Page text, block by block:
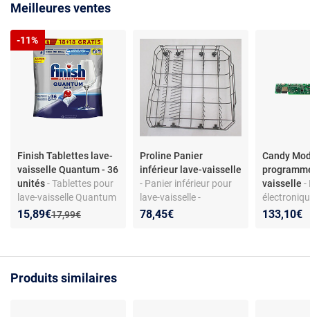
Meilleures ventes
Finish Tablettes lave-
vaisselle Quantum - 36
unités- Tablettes pour
lave-vaisselle Quantum
- Action tout-en-un -
Ancien prix :
17,99€
Nouveau prix :
15,89€
Réduction de :
-11%
Proline Panier
inférieur lave-vaisselle
- Panier inférieur pour
lave-vaisselle -
Compatible Proline
78,45€
Candy
vaisselle-
vaisselle -
133,10€
Produits similaires